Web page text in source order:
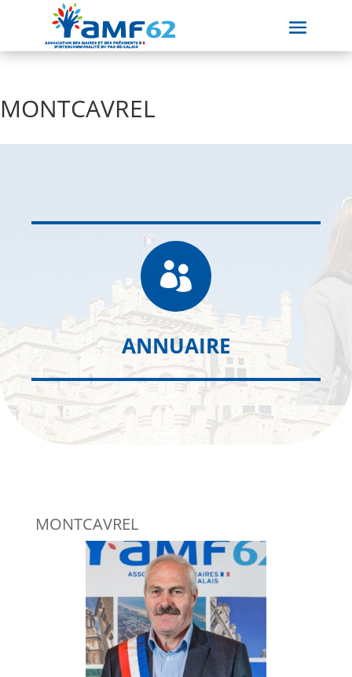
MONTCAVREL

ANNUAIRE
MONTCAVREL